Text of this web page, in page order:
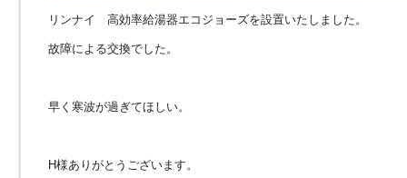
リンナイ 高効率給湯器エコジョーズを設置いたしました。
故障による交換でした。
早く寒波が過ぎてほしい。
H様ありがとうございます。